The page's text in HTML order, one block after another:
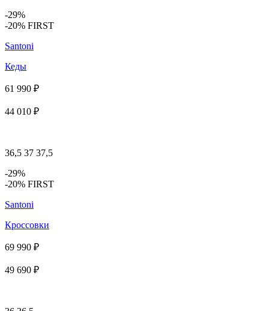
-29%
-20% FIRST
Santoni
Кеды
61 990 ₽
44 010 ₽
36,5 37 37,5
-29%
-20% FIRST
Santoni
Кроссовки
69 990 ₽
49 690 ₽